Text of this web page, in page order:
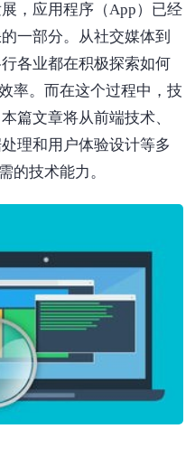
，应用程序（App）已经
一部分。从社交媒体到
各业都在积极探索如何
率。而在这个过程中，技
篇文章将从前端技术、
理和用户体验设计等多
的技术能力。